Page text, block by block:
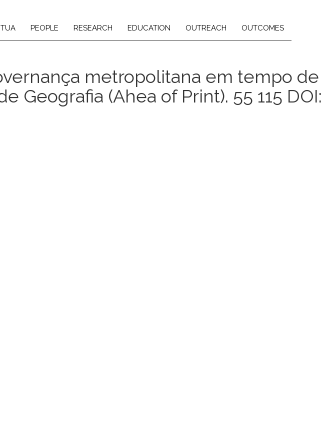
PEOPLE RESEARCH EDUCATION OUTREACH OUTCOMES
metropolitana em tempo de
Geografia (Ahea of Print). 55 115 DOI: